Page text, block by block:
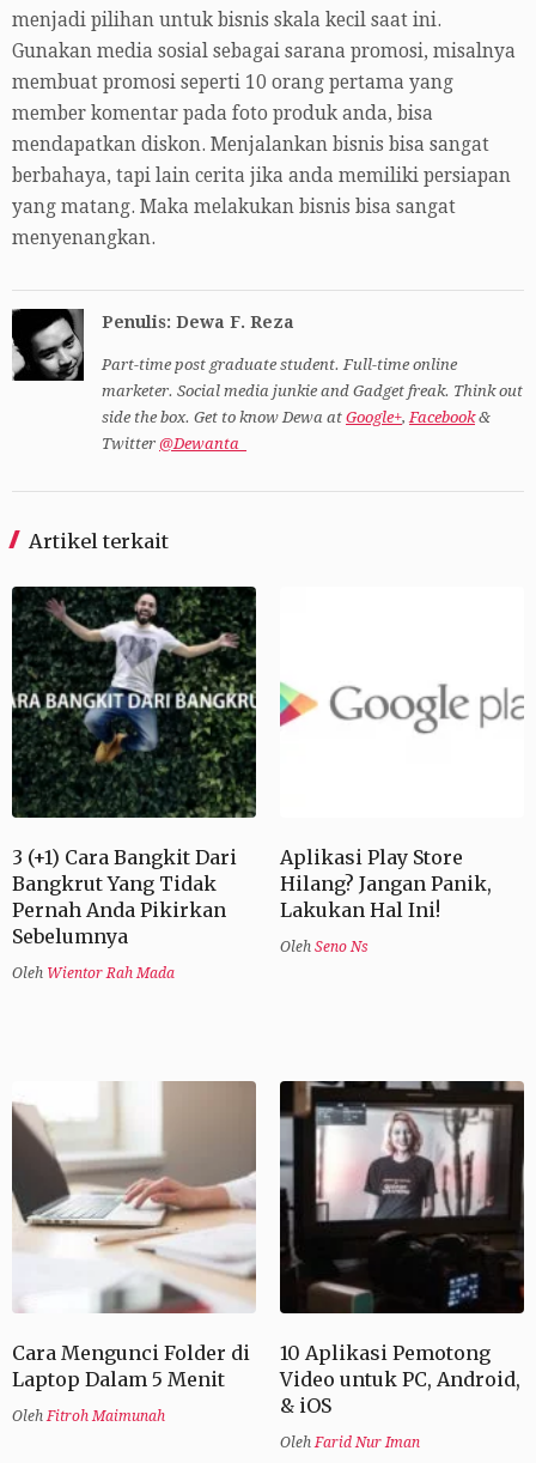
menjadi pilihan untuk bisnis skala kecil saat ini.
Gunakan media sosial sebagai sarana promosi, misalnya
membuat promosi seperti 10 orang pertama yang
member komentar pada foto produk anda, bisa
mendapatkan diskon. Menjalankan bisnis bisa sangat
berbahaya, tapi lain cerita jika anda memiliki persiapan
yang matang. Maka melakukan bisnis bisa sangat
menyenangkan.
Penulis: Dewa F. Reza
Part-time post graduate student. Full-time online
marketer. Social media junkie and Gadget freak. Think out
side the box. Get to know Dewa at Google+,Facebook&
Twitter @Dewanta_
Artikel terkait
3 (+1) Cara Bangkit Dari
Bangkrut Yang Tidak
Pernah Anda Pikirkan
Sebelumnya
Oleh Wientor Rah Mada
Aplikasi Play Store
Hilang? Jangan Panik,
Lakukan Hal Ini!
Oleh Seno Ns
Cara Mengunci Folder di
Laptop Dalam 5 Menit
Oleh Fitroh Maimunah
10 Aplikasi Pemotong
Video untuk PC, Android,
& iOS
Oleh Farid Nur Iman